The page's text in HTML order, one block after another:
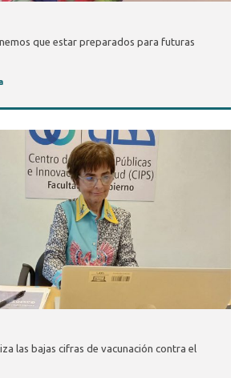
que estar preparados para futuras
las bajas cifras de vacunación contra el